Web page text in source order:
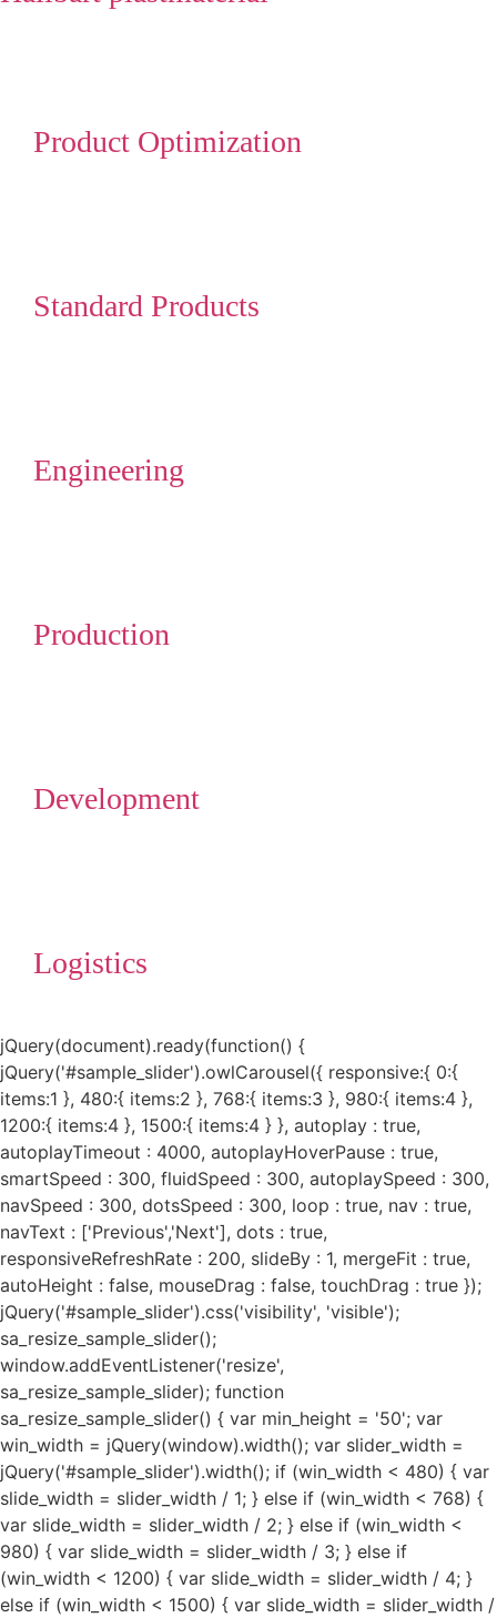
Product Optimization
Standard Products
Engineering
Production
Development
Logistics
jQuery(document).ready(function() {
jQuery('#sample_slider').owlCarousel({ responsive:{ 0:{
items:1 }, 480:{ items:2 }, 768:{ items:3 }, 980:{ items:4 },
1200:{ items:4 }, 1500:{ items:4 } }, autoplay : true,
autoplayTimeout : 4000, autoplayHoverPause : true,
smartSpeed : 300, fluidSpeed : 300, autoplaySpeed : 300,
navSpeed : 300, dotsSpeed : 300, loop : true, nav : true,
navText : ['Previous','Next'], dots : true,
responsiveRefreshRate : 200, slideBy : 1, mergeFit : true,
autoHeight : false, mouseDrag : false, touchDrag : true });
jQuery('#sample_slider').css('visibility', 'visible');
sa_resize_sample_slider();
window.addEventListener('resize',
sa_resize_sample_slider); function
sa_resize_sample_slider() { var min_height = '50'; var
win_width = jQuery(window).width(); var slider_width =
jQuery('#sample_slider').width(); if (win_width < 480) { var
slide_width = slider_width / 1; } else if (win_width < 768) {
var slide_width = slider_width / 2; } else if (win_width <
980) { var slide_width = slider_width / 3; } else if
(win_width < 1200) { var slide_width = slider_width / 4; }
else if (win_width < 1500) { var slide_width = slider_width /